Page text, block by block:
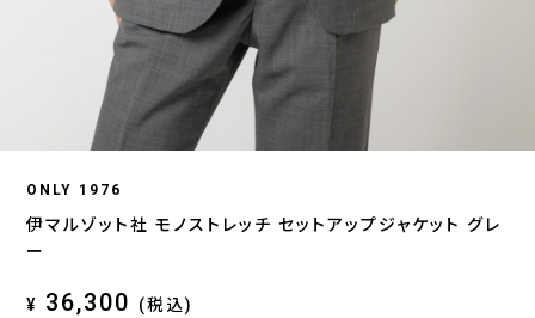
ONLY 1976
伊マルゾット社 モノストレッチ セットアップジャケット グレ
ー
¥ 36,300 (税込)